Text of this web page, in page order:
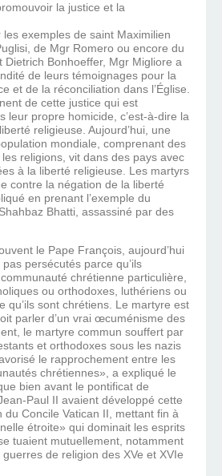
la justice et la
les exemples de saint Maximilien
de Mgr Romero ou encore du
Dietrich Bonhoeffer, Mgr Migliore a
de leurs témoignages pour la
et de la réconciliation dans l’Église.
de cette justice qui est
leur propre homicide, c’est-à-dire la
religieuse. Aujourd’hui, une
mondiale, comprenant des
religions, vit dans des pays avec
à la liberté religieuse. Les martyrs
contre la négation de la liberté
en prenant l’exemple du
Bhatti, assassiné par des
le Pape François, aujourd’hui
persécutés parce qu’ils
chrétienne particulière,
ou orthodoxes, luthériens ou
qu’ils sont chrétiens. Le martyre est
parler d’un vrai œcuménisme des
le martyre commun souffert par
et orthodoxes sous les nazis
le rapprochement entre les
chrétiennes», a expliqué le
bien avant le pontificat de
Paul II avaient développé cette
du Concile Vatican II, mettant fin à
étroite» qui dominait les esprits
tuaient mutuellement, notamment
de religion des XVe et XVIe